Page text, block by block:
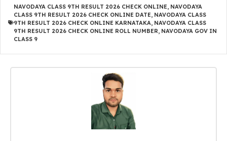
NAVODAYA CLASS 9TH RESULT 2026 CHECK ONLINE, NAVODAYA
CLASS 9TH RESULT 2026 CHECK ONLINE DATE, NAVODAYA CLASS
9TH RESULT 2026 CHECK ONLINE KARNATAKA, NAVODAYA CLASS
9TH RESULT 2026 CHECK ONLINE ROLL NUMBER, NAVODAYA GOV IN
CLASS 9